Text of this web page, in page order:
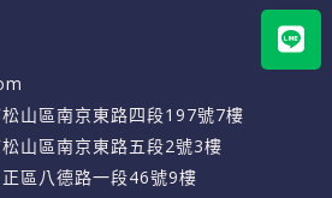
山區南京東路四段197號7樓
山區南京東路五段2號3樓
區八德路一段46號9樓